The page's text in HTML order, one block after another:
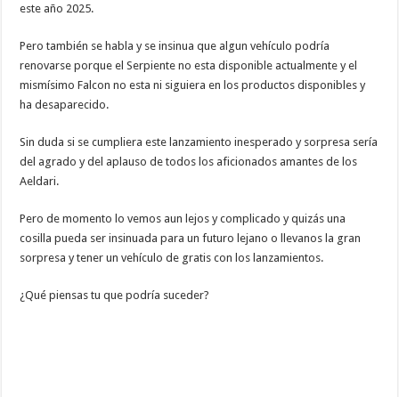
este año 2025.
Pero también se habla y se insinua que algun vehículo podría
renovarse porque el Serpiente no esta disponible actualmente y el
mismísimo Falcon no esta ni siguiera en los productos disponibles y
ha desaparecido.
Sin duda si se cumpliera este lanzamiento inesperado y sorpresa sería
del agrado y del aplauso de todos los aficionados amantes de los
Aeldari.
Pero de momento lo vemos aun lejos y complicado y quizás una
cosilla pueda ser insinuada para un futuro lejano o llevanos la gran
sorpresa y tener un vehículo de gratis con los lanzamientos.
¿Qué piensas tu que podría suceder?